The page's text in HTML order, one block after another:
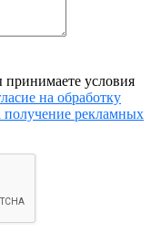
условия
на обработку
получение рекламных